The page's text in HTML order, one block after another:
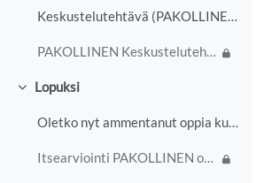
Keskustelutehtävä (PAKOLLINEN)
PAKOLLINEN Keskustelutehtävä
Tiivistä
Lopuksi
Oletko nyt ammentanut oppia kurssisisällöistä ja s...
Itsearviointi PAKOLLINEN osa kurssisuoritusta - saatavilla 30.9.2027 saakka